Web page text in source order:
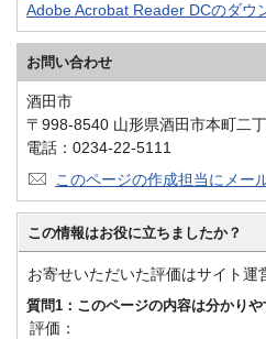
Adobe Acrobat Reader DCのダウ
お問い合わせ
酒田市
〒998-8540 山形県酒田市本町二
電話：0234-22-5111
このページの作成担当にメー
この情報はお役に立ちましたか？
お寄せいただいた評価はサイト運
質問1：このページの内容は分かりや
評価：